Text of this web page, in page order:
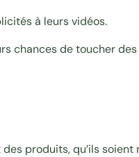
à leurs vidéos.
de toucher
produits, qu’ils soient